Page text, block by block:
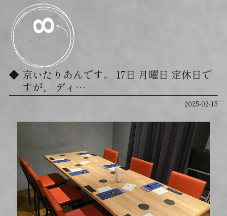
京いたりあんです。 17日 月曜日 定休日で
すが、 ディ…
2025-02-15